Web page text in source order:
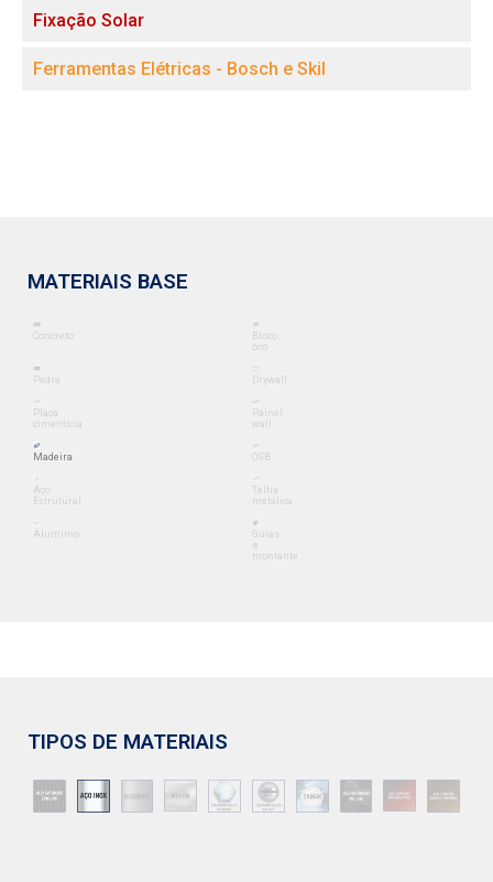
Fixação Solar
Ferramentas Elétricas - Bosch e Skil
MATERIAIS BASE
Concreto
Bloco
oco
Pedra Drywall
Placa
cimentícia
Painel
wall
Madeira OSB
Aço
Estrutural
Telha
metálica
Alumínio
Guias
e
montante
TIPOS DE MATERIAIS